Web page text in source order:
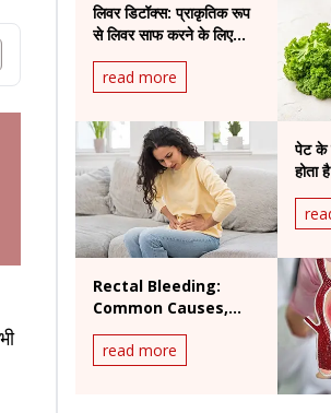
लिवर डिटॉक्स: प्राकृतिक रूप
से लिवर साफ करने के लिए
read more
पेट के
होता
Rectal Bleeding:
Common Causes,
When to See a
Doctor
read more